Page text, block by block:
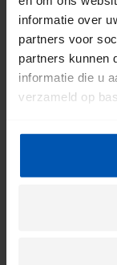
informatie over
partners voor
partners kunnen
informatie die u
verzameld op
terugtraprem